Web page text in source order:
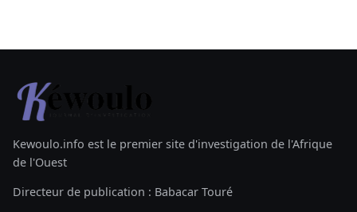
Kewoulo.info est le premier site d'investigation de l'Afrique
de l'Ouest
Directeur de publication : Babacar Touré